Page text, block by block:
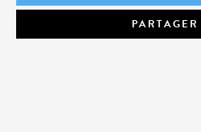
PARTAGER